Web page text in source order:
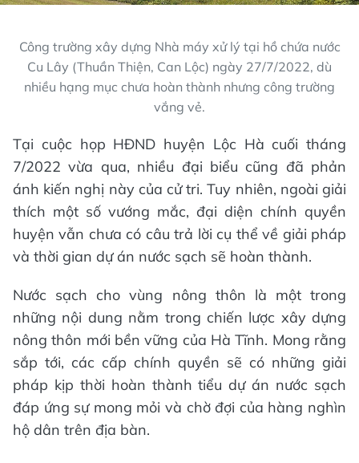
Công trường xây dựng Nhà máy xử lý tại hồ chứa nước
Cu Lây (Thuần Thiện, Can Lộc) ngày 27/7/2022, dù
nhiều hạng mục chưa hoàn thành nhưng công trường
vắng vẻ.
Tại cuộc họp HĐND huyện Lộc Hà cuối tháng
7/2022 vừa qua, nhiều đại biểu cũng đã phản
ánh kiến nghị này của cử tri. Tuy nhiên, ngoài giải
thích một số vướng mắc, đại diện chính quyền
huyện vẫn chưa có câu trả lời cụ thể về giải pháp
và thời gian dự án nước sạch sẽ hoàn thành.
Nước sạch cho vùng nông thôn là một trong
những nội dung nằm trong chiến lược xây dựng
nông thôn mới bền vững của Hà Tĩnh. Mong rằng
sắp tới, các cấp chính quyền sẽ có những giải
pháp kịp thời hoàn thành tiểu dự án nước sạch
đáp ứng sự mong mỏi và chờ đợi của hàng nghìn
hộ dân trên địa bàn.